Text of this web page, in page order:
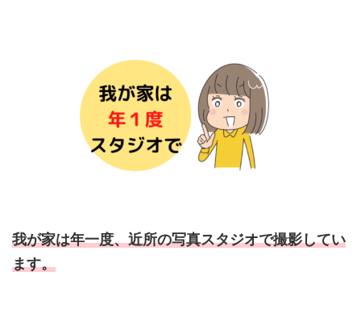
我が家は年一度、近所の写真スタジオで撮影してい
ます。